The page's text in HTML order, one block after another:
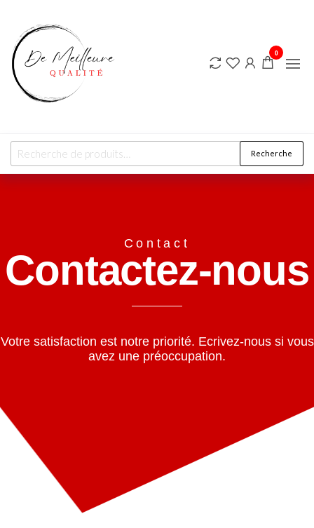
0
Recherche
Contact
Contactez-nous
Votre satisfaction est notre priorité. Ecrivez-nous si vous
avez une préoccupation.